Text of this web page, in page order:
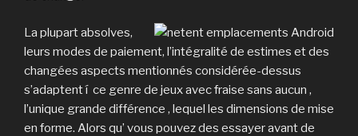
La plupart absolves,
leurs modes de paiement, l’intégralité de estimes et des
changées aspects mentionnés considérée-dessus
s’adaptent í ce genre de jeux avec fraise sans aucun ,
l’unique grande différence , lequel les dimensions de mise
en forme. Alors qu’ vous pouvez des essayer avant de